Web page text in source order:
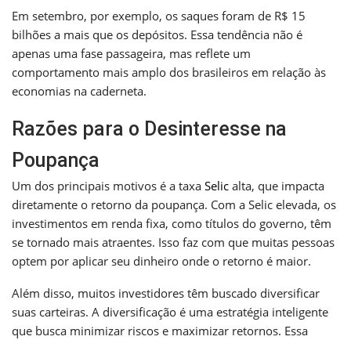
Em setembro, por exemplo, os saques foram de R$ 15
bilhões a mais que os depósitos. Essa tendência não é
apenas uma fase passageira, mas reflete um
comportamento mais amplo dos brasileiros em relação às
economias na caderneta.
Razões para o Desinteresse na
Poupança
Um dos principais motivos é a taxa Selic alta, que impacta
diretamente o retorno da poupança. Com a Selic elevada, os
investimentos em renda fixa, como títulos do governo, têm
se tornado mais atraentes. Isso faz com que muitas pessoas
optem por aplicar seu dinheiro onde o retorno é maior.
Além disso, muitos investidores têm buscado diversificar
suas carteiras. A diversificação é uma estratégia inteligente
que busca minimizar riscos e maximizar retornos. Essa